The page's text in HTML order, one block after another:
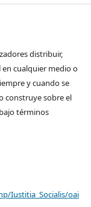
distribuir,
cualquier medio o
y cuando se
construye sobre el
términos
Iustitia_Socialis/oai